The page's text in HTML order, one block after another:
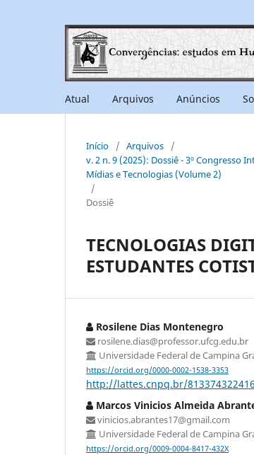
Atual Arquivos Anúncios
Início / Arquivos
/
v. 2 n. 9 (2025): Dossiê - 3º Congresso
Mídias e Tecnologias (Volume 2)
/
Dossiê
TECNOLOGIAS
ESTUDANTES
Rosilene Dias Montenegro
rosilene.dias@professor.ufcg.edu.br
Universidade Federal de Campina
https://orcid.org/0000-0002-1538-3353
http://lattes.cnpq.br/
Marcos Vinicios Almeida
vinicios.abrantes17@gmail.com
Universidade Federal de Campina
https://orcid.org/0009-0004-8417-432X